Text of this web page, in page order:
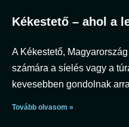
Kékestető – ahol a
A Kékestető,
számára a síelés vagy a
kevesebben gondolnak
Tovább olvasom »